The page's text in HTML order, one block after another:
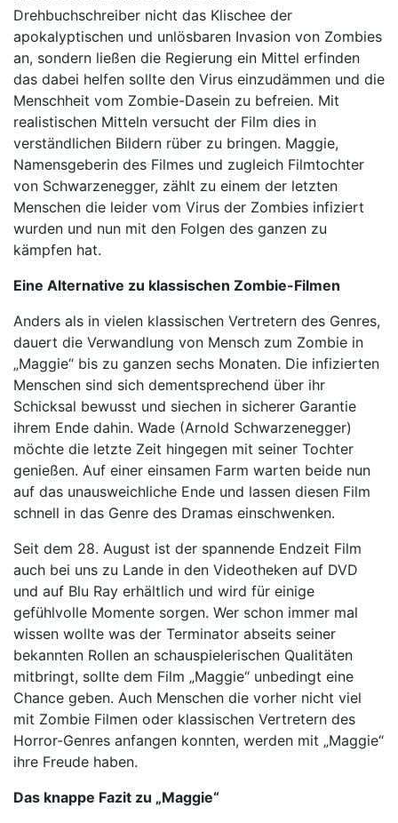
Drehbuchschreiber nicht das Klischee der
apokalyptischen und unlösbaren Invasion von Zombies
an, sondern ließen die Regierung ein Mittel erfinden
das dabei helfen sollte den Virus einzudämmen und die
Menschheit vom Zombie-Dasein zu befreien. Mit
realistischen Mitteln versucht der Film dies in
verständlichen Bildern rüber zu bringen. Maggie,
Namensgeberin des Filmes und zugleich Filmtochter
von Schwarzenegger, zählt zu einem der letzten
Menschen die leider vom Virus der Zombies infiziert
wurden und nun mit den Folgen des ganzen zu
kämpfen hat.
Eine Alternative zu klassischen Zombie-Filmen
Anders als in vielen klassischen Vertretern des Genres,
dauert die Verwandlung von Mensch zum Zombie in
„Maggie“ bis zu ganzen sechs Monaten. Die infizierten
Menschen sind sich dementsprechend über ihr
Schicksal bewusst und siechen in sicherer Garantie
ihrem Ende dahin. Wade (Arnold Schwarzenegger)
möchte die letzte Zeit hingegen mit seiner Tochter
genießen. Auf einer einsamen Farm warten beide nun
auf das unausweichliche Ende und lassen diesen Film
schnell in das Genre des Dramas einschwenken.
Seit dem 28. August ist der spannende Endzeit Film
auch bei uns zu Lande in den Videotheken auf DVD
und auf Blu Ray erhältlich und wird für einige
gefühlvolle Momente sorgen. Wer schon immer mal
wissen wollte was der Terminator abseits seiner
bekannten Rollen an schauspielerischen Qualitäten
mitbringt, sollte dem Film „Maggie“ unbedingt eine
Chance geben. Auch Menschen die vorher nicht viel
mit Zombie Filmen oder klassischen Vertretern des
Horror-Genres anfangen konnten, werden mit „Maggie“
ihre Freude haben.
Das knappe Fazit zu „Maggie“